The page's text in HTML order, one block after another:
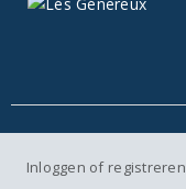
Inloggen of registreren